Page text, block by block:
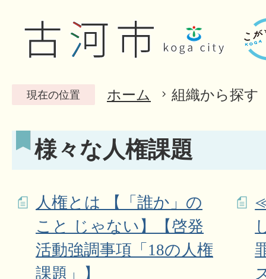
現在の位置 ホーム 組織から探す
様々な人権課題
人権とは 【「誰か」の
こと じゃない】【啓発
活動強調事項「18の人権
課題」】